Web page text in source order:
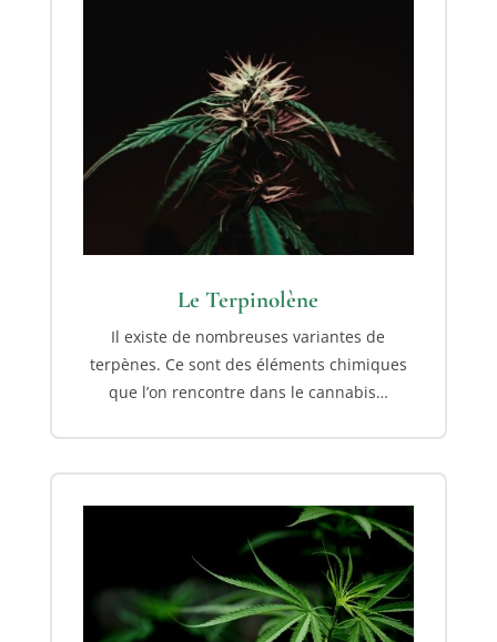
Le Terpinolène
Il existe de nombreuses variantes de
terpènes. Ce sont des éléments chimiques
que l’on rencontre dans le cannabis…